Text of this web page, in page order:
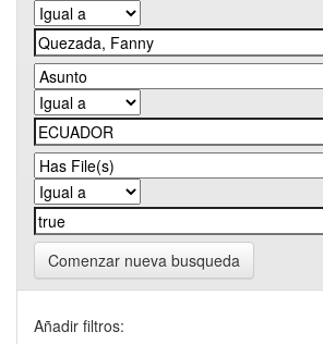
Comenzar nueva busqueda
Añadir filtros: